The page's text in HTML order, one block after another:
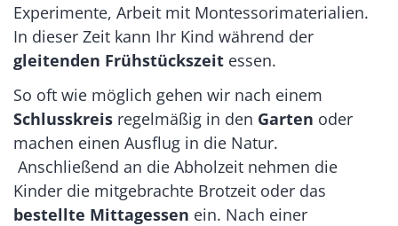
Experimente, Arbeit mit Montessorimaterialien.
In dieser Zeit kann Ihr Kind während der
gleitenden Frühstückszeit essen.
So oft wie möglich gehen wir nach einem
Schlusskreis regelmäßig in den Garten oder
machen einen Ausflug in die Natur.
Anschließend an die Abholzeit nehmen die
Kinder die mitgebrachte Brotzeit oder das
bestellte Mittagessen ein. Nach einer